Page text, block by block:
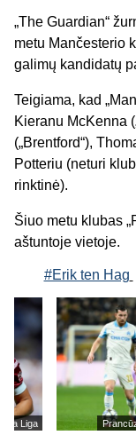
„The Guardian“
metu Mančesterio
galimų kandidatų
Teigiama, kad
Kieranu McKenna
(„Brentford“),
Potteriu (neturi
rinktinė).
Šiuo metu klubas
aštuntoje vietoje.
#Erik ten Hag
La Liga